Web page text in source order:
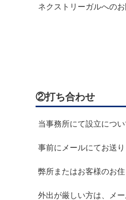
ネクストリーガルへの
②打ち合わせ
当事務所にて設立につ
事前にメールにてお送
弊所またはお客様のお
外出が厳しい方は、メ